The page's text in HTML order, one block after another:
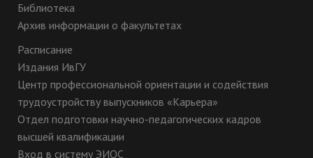
Библиотека
Архив информации о факультетах
Расписание
Издания ИвГУ
Центр профессиональной ориентации и содействия
трудоустройству выпускников «Карьера»
Отдел подготовки научно-педагогических кадров
высшей квалификации
Вход в систему ЭИОС